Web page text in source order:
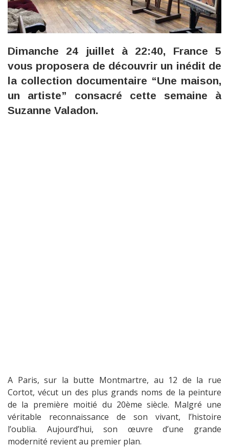
Dimanche 24 juillet à 22:40, France 5
vous proposera de découvrir un inédit de
la collection documentaire “Une maison,
un artiste” consacré cette semaine à
Suzanne Valadon.
A Paris, sur la butte Montmartre, au 12 de la rue
Cortot, vécut un des plus grands noms de la peinture
de la première moitié du 20ème siècle. Malgré une
véritable reconnaissance de son vivant, l’histoire
l’oublia. Aujourd’hui, son œuvre d’une grande
modernité revient au premier plan.